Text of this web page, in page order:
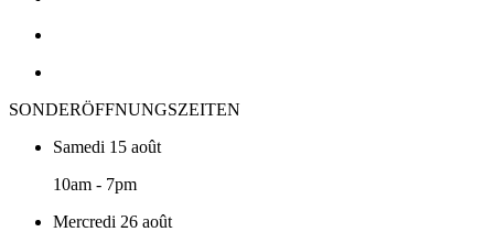
SONDERÖFFNUNGSZEITEN
Samedi 15 août
10am - 7pm
Mercredi 26 août